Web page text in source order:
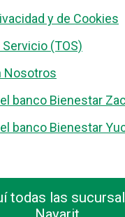
y de Cookies
(TOS)
Nosotros
banco Bienestar
banco Bienestar
todas las